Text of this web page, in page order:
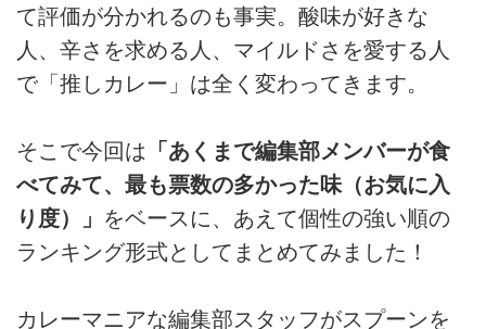
て評価が分かれるのも事実。酸味が好きな
人、辛さを求める人、マイルドさを愛する人
で「推しカレー」は全く変わってきます。
そこで今回は 「あくまで編集部メンバーが食
べてみて、最も票数の多かった味（お気に入
り度）」 をベースに、あえて個性の強い順の
ランキング形式としてまとめてみました！
カレーマニアな編集部スタッフがスプーンを